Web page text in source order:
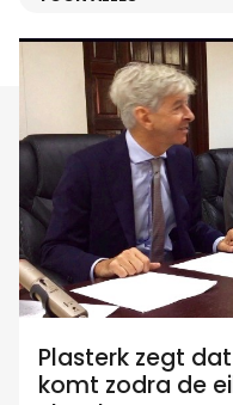
Plasterk zegt
komt zodra de